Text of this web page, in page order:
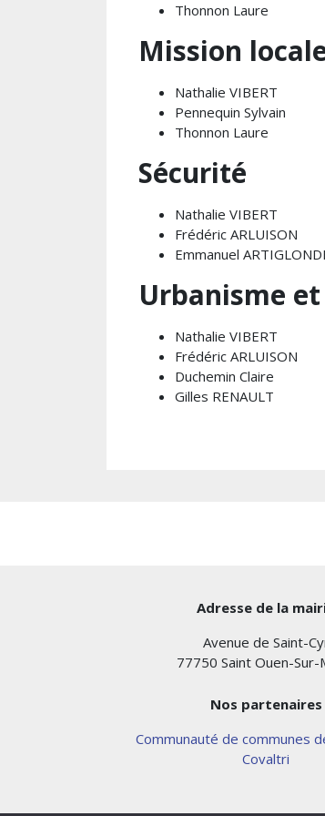
Thonnon Laure
Mission
Nathalie VIBERT
Pennequin Sylvain
Thonnon Laure
Sécurité
Nathalie VIBERT
Frédéric ARLUISON
Emmanuel
Urbanisme
Nathalie VIBERT
Frédéric ARLUISON
Duchemin Claire
Gilles RENAULT
Adresse de la
Avenue de Saint-
77750 Saint Ouen-Sur-
Nos partenaires
Communauté de communes
Covaltri